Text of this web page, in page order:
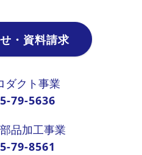
・資料請求
ダクト事業
79-5636
品加工事業
79-8561